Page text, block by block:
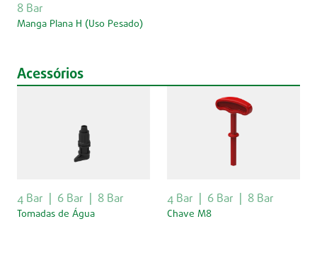
8 Bar
Manga Plana H (Uso Pesado)
Acessórios
4 Bar 6 Bar 8 Bar
Tomadas de Água
4 Bar 6 Bar 8 Bar
Chave M8